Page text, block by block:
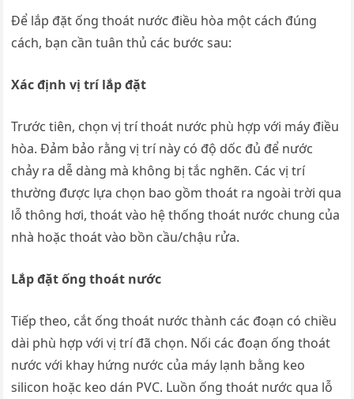
Để lắp đặt ống thoát nước điều hòa một cách đúng
cách, bạn cần tuân thủ các bước sau:
Xác định vị trí lắp đặt
Trước tiên, chọn vị trí thoát nước phù hợp với máy điều
hòa. Đảm bảo rằng vị trí này có độ dốc đủ để nước
chảy ra dễ dàng mà không bị tắc nghẽn. Các vị trí
thường được lựa chọn bao gồm thoát ra ngoài trời qua
lỗ thông hơi, thoát vào hệ thống thoát nước chung của
nhà hoặc thoát vào bồn cầu/chậu rửa.
Lắp đặt ống thoát nước
Tiếp theo, cắt ống thoát nước thành các đoạn có chiều
dài phù hợp với vị trí đã chọn. Nối các đoạn ống thoát
nước với khay hứng nước của máy lạnh bằng keo
silicon hoặc keo dán PVC. Luồn ống thoát nước qua lỗ